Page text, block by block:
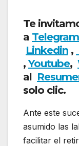
Te
a Telegram
Linkedin ,
,Youtube,
al
solo clic.
Ante este
asumido las
facilitar el